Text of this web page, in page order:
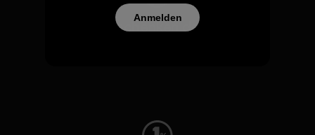
Wir schenken deiner
Anmelden